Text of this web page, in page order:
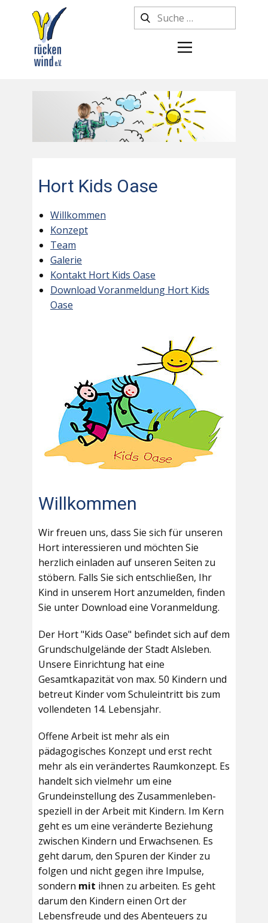
Hort Kids Oase
Willkommen
Konzept
Team
Galerie
Kontakt Hort Kids Oase
Download Voranmeldung Hort Kids
Oase
Willkommen
Wir freuen uns, dass Sie sich für unseren
Hort interessieren und möchten Sie
herzlich einladen auf unseren Seiten zu
stöbern. Falls Sie sich entschließen, Ihr
Kind in unserem Hort anzumelden, finden
Sie unter Download eine Voranmeldung.
Der Hort "Kids Oase" befindet sich auf dem
Grundschulgelände der Stadt Alsleben.
Unsere Einrichtung hat eine
Gesamtkapazität von max. 50 Kindern und
betreut Kinder vom Schuleintritt bis zum
vollendeten 14. Lebensjahr.
Offene Arbeit ist mehr als ein
pädagogisches Konzept und erst recht
mehr als ein verändertes Raumkonzept. Es
handelt sich vielmehr um eine
Grundeinstellung des Zusammenleben-
speziell in der Arbeit mit Kindern. Im Kern
geht es um eine veränderte Beziehung
zwischen Kindern und Erwachsenen. Es
geht darum, den Spuren der Kinder zu
folgen und nicht gegen ihre Impulse,
sondern mit ihnen zu arbeiten. Es geht
darum den Kindern einen Ort der
Lebensfreude und des Abenteuers zu